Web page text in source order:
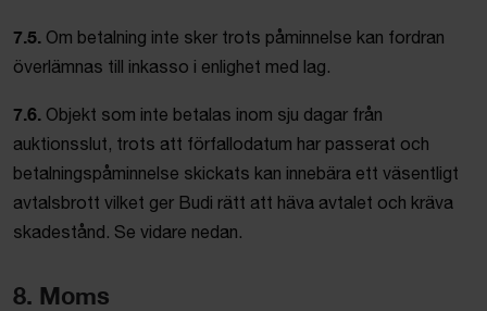
7.5. Om betalning inte sker trots påminnelse kan fordran
överlämnas till inkasso i enlighet med lag.
7.6. Objekt som inte betalas inom sju dagar från
auktionsslut, trots att förfallodatum har passerat och
betalningspåminnelse skickats kan innebära ett väsentligt
avtalsbrott vilket ger Budi rätt att häva avtalet och kräva
skadestånd. Se vidare nedan.
8. Moms